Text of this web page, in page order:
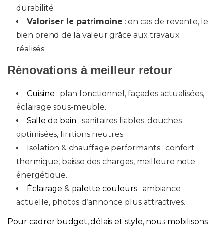
durabilité.
Valoriser le patrimoine : en cas de revente, le
bien prend de la valeur grâce aux travaux
réalisés.
Rénovations à meilleur retour
Cuisine : plan fonctionnel, façades actualisées,
éclairage sous-meuble.
Salle de bain : sanitaires fiables, douches
optimisées, finitions neutres.
Isolation & chauffage performants : confort
thermique, baisse des charges, meilleure note
énergétique.
Éclairage & palette couleurs : ambiance
actuelle, photos d’annonce plus attractives.
Pour cadrer budget, délais et style, nous mobilisons